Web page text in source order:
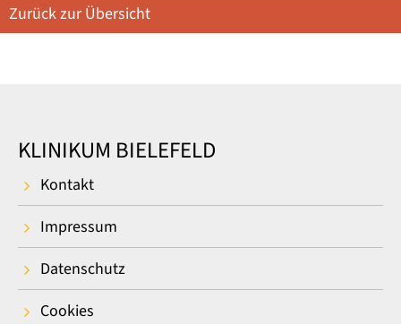
Zurück zur Übersicht
KLINIKUM BIELEFELD
Kontakt
Impressum
Datenschutz
Cookies